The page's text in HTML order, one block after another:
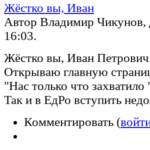
Жёстко вы, Иван
Автор Владимир Чикунов,
16:03.
Жёстко вы, Иван
Открываю главную
"Нас только что
Так и в ЕдРо вступить
Комментировать (